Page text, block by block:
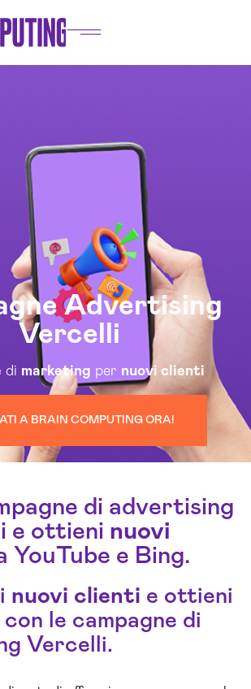
Advertising
Vercelli
di marketing per nuovi clienti
A BRAIN COMPUTING ORA!
di advertising
e ottieni nuovi
YouTube e Bing.
nuovi clienti e ottieni
con le campagne di
Vercelli.